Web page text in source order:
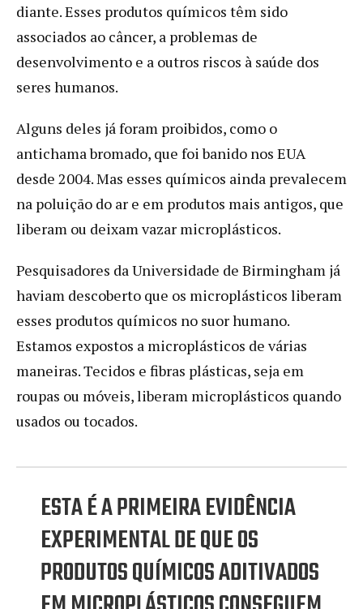
diante. Esses produtos químicos têm sido
associados ao câncer, a problemas de
desenvolvimento e a outros riscos à saúde dos
seres humanos.
Alguns deles já foram proibidos, como o
antichama bromado, que foi banido nos EUA
desde 2004. Mas esses químicos ainda prevalecem
na poluição do ar e em produtos mais antigos, que
liberam ou deixam vazar microplásticos.
Pesquisadores da Universidade de Birmingham já
haviam descoberto que os microplásticos liberam
esses produtos químicos no suor humano.
Estamos expostos a microplásticos de várias
maneiras. Tecidos e fibras plásticas, seja em
roupas ou móveis, liberam microplásticos quando
usados ou tocados.
ESTA É A PRIMEIRA EVIDÊNCIA
EXPERIMENTAL DE QUE OS
PRODUTOS QUÍMICOS ADITIVADOS